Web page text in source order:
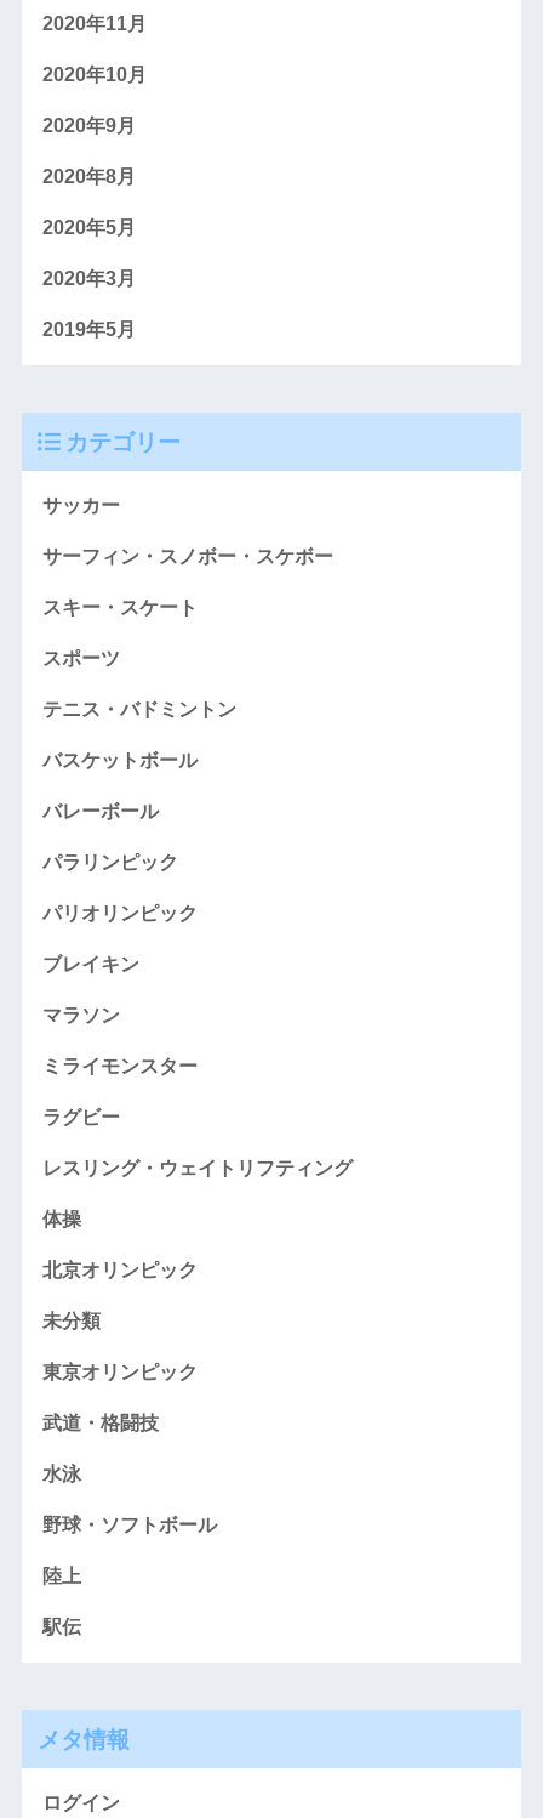
2020年11月
2020年10月
2020年9月
2020年8月
2020年5月
2020年3月
2019年5月
カテゴリー
サッカー
サーフィン・スノボー・スケボー
スキー・スケート
スポーツ
テニス・バドミントン
バスケットボール
バレーボール
パラリンピック
パリオリンピック
ブレイキン
マラソン
ミライモンスター
ラグビー
レスリング・ウェイトリフティング
体操
北京オリンピック
未分類
東京オリンピック
武道・格闘技
水泳
野球・ソフトボール
陸上
駅伝
メタ情報
ログイン